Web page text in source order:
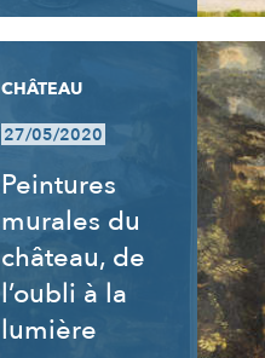
CHÂTEAU
27/05/2020
Peintures
murales du
château, de
l’oubli à la
lumière